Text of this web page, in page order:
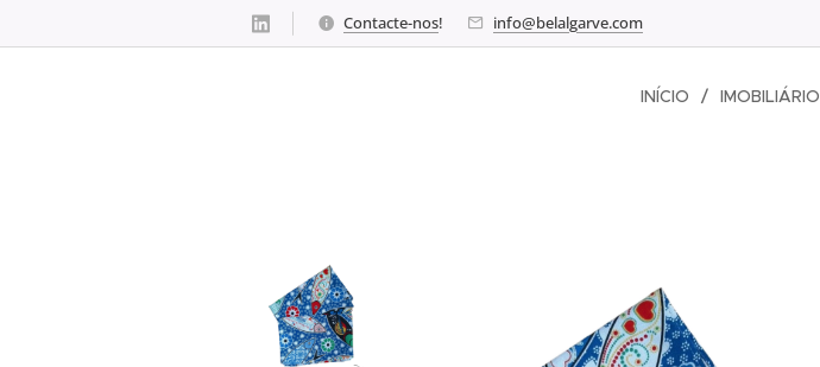
Contacte-nos! info@belalgarve.com
INÍCIO IMOBILIÁRIO